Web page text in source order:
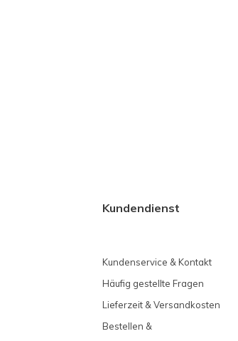
Kundendienst
Kundenservice & Kontakt
Häufig gestellte Fragen
Lieferzeit & Versandkosten
Bestellen &